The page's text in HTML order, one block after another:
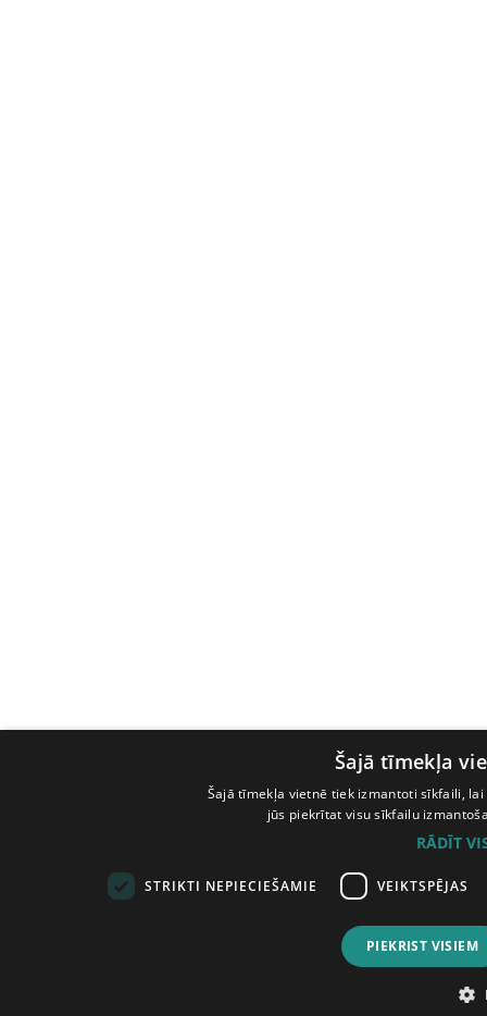
Šajā tīmekļa
Šajā tīmekļa vietnē tiek izmantoti sīkfaili,
jūs piekrītat visu sīkfailu
RĀDĪT
STRIKTI NEPIECIEŠAMIE VEIKTSPĒJAS
PIEKRIST VISIEM